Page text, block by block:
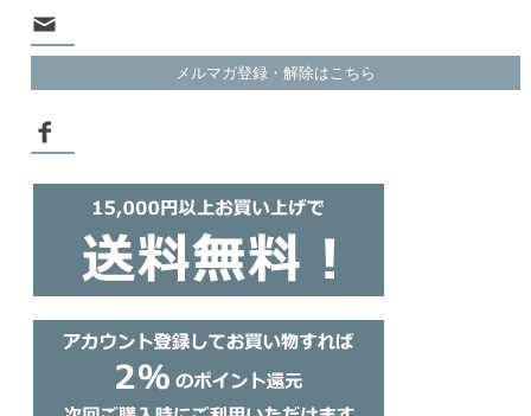
メルマガ登録・解除はこちら